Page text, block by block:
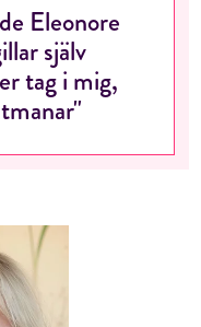
Eleonore
själv
tag i mig,